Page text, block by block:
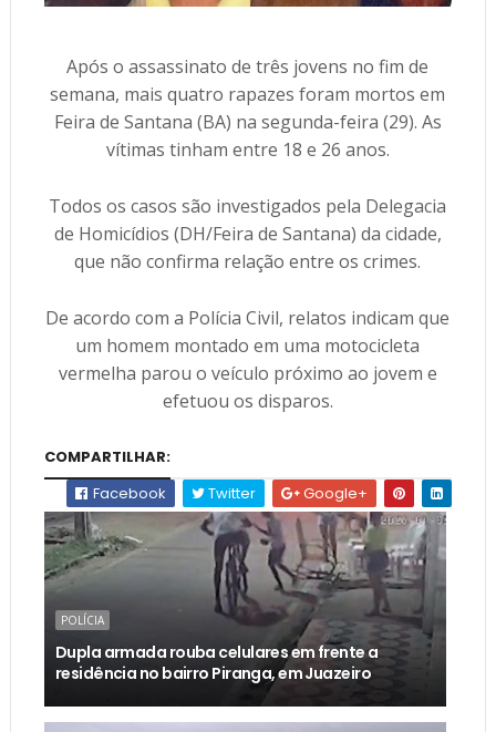
Após o assassinato de três jovens no fim de
semana, mais quatro rapazes foram mortos em
Feira de Santana (BA) na segunda-feira (29). As
vítimas tinham entre 18 e 26 anos.
Todos os casos são investigados pela Delegacia
de Homicídios (DH/Feira de Santana) da cidade,
que não confirma relação entre os crimes.
De acordo com a Polícia Civil, relatos indicam que
um homem montado em uma motocicleta
vermelha parou o veículo próximo ao jovem e
efetuou os disparos.
COMPARTILHAR:
Facebook
Twitter Google+
POLÍCIA
Dupla armada rouba celulares em frente a
residência no bairro Piranga, em Juazeiro